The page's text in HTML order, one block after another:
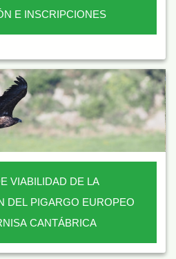
E INSCRIPCIONES
VIABILIDAD DE LA
DEL PIGARGO EUROPEO
CANTÁBRICA